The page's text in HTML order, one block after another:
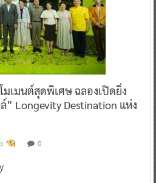
เมนต์สุดพิเศษ ฉลองเปิดยิ่ง
Longevity Destination แห่ง
^ 0